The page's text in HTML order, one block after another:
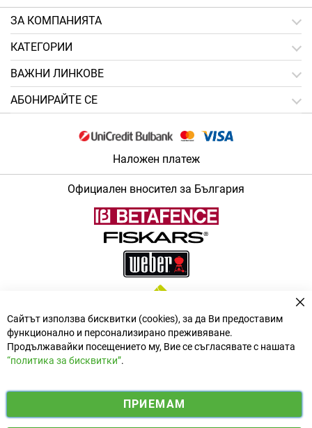
ЗA КОМПАНИЯТА
КАТЕГОРИИ
ВАЖНИ ЛИНКОВЕ
АБОНИРАЙТЕ СЕ
Наложен платеж
Официален вносител за България
f
i
n
y
o
Електронен магазин
Сайтът използва бисквитки (cookies), за да Ви предоставим
функционално и персонализирано преживяване.
Продължавайки посещението му, Вие се съгласявате с нашата
“политика за бисквитки”.
ПРИЕМАМ